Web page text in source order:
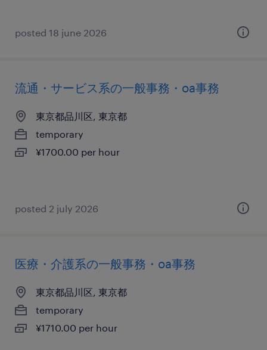
posted 18 june 2026
流通・サービス系の一般事務・oa事務
東京都品川区, 東京都
temporary
¥1700.00 per hour
posted 2 july 2026
医療・介護系の一般事務・oa事務
東京都品川区, 東京都
temporary
¥1710.00 per hour